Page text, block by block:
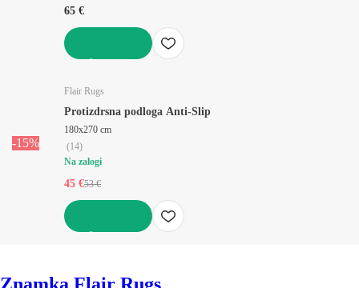
65 €
-15%
Flair Rugs
Protizdrsna podloga Anti-Slip
180x270 cm
(14)
Na zalogi
45 €53 €
Znamka Flair Rugs